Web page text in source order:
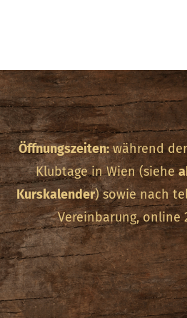
Öffnungszeiten:während
Klubtage in Wien (siehe
Kurskalender) sowie nach
Vereinbarung, online